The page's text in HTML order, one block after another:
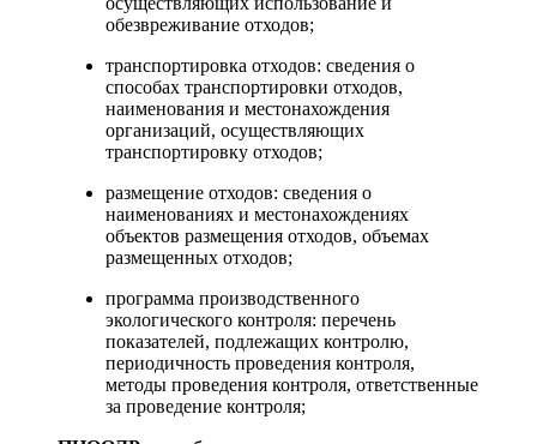
обезвреживание отходов;
транспортировка отходов: сведения о
способах транспортировки отходов,
наименования и местонахождения
организаций, осуществляющих
транспортировку отходов;
размещение отходов: сведения о
наименованиях и местонахождениях
объектов размещения отходов, объемах
размещенных отходов;
программа производственного
экологического контроля: перечень
показателей, подлежащих контролю,
периодичность проведения контроля,
методы проведения контроля, ответственные
за проведение контроля;